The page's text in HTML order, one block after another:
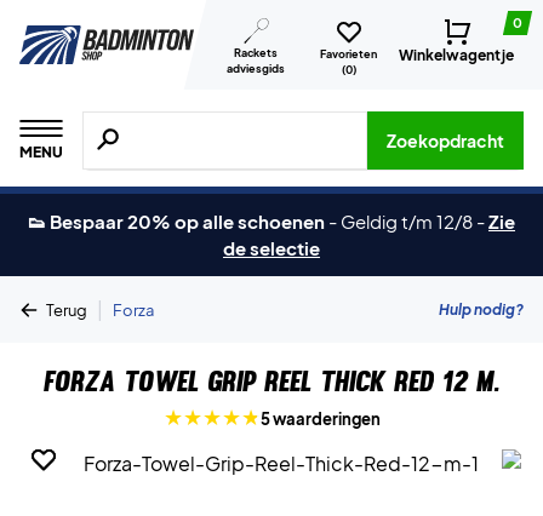
Rackets
adviesgids
Favorieten
(0)
0
Winkelwagentje
MENU
Zoeken naar producten, merken etc.
Zoekopdracht
👟 Bespaar 20% op alle schoenen - Geldig t/m 12/8 -Zie
de selectie
Terug | Forza Hulp nodig?
Forza Towel Grip Reel Thick Red 12 m.
5 waarderingen